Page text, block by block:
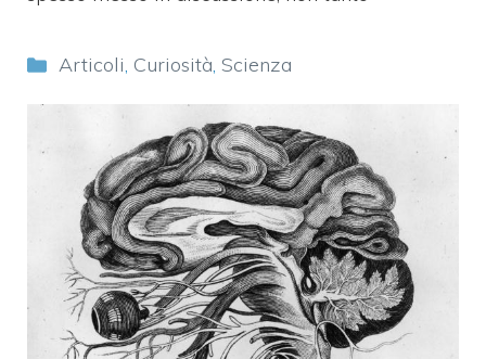
Categorie
Articoli, Curiosità, Scienza